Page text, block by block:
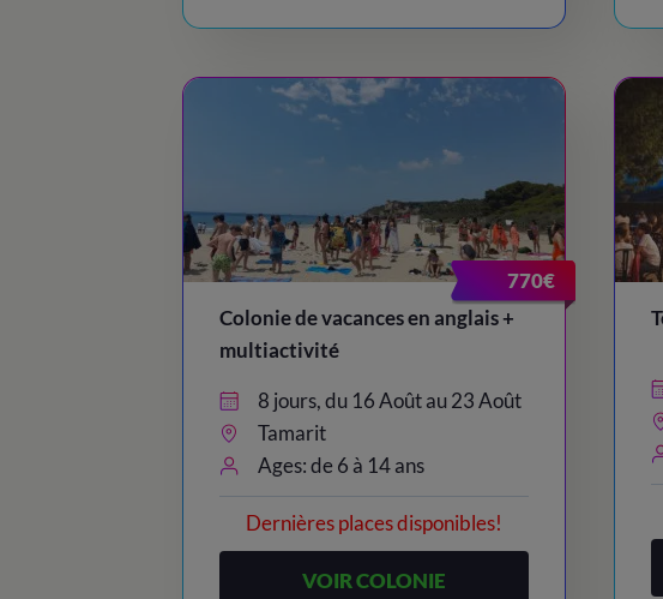
770€
Colonie de vacances en anglais +
multiactivité
8 jours, du 16 Août au 23 Août
Tamarit
Ages: de 6 à 14 ans
Dernières places disponibles!
VOIR COLONIE